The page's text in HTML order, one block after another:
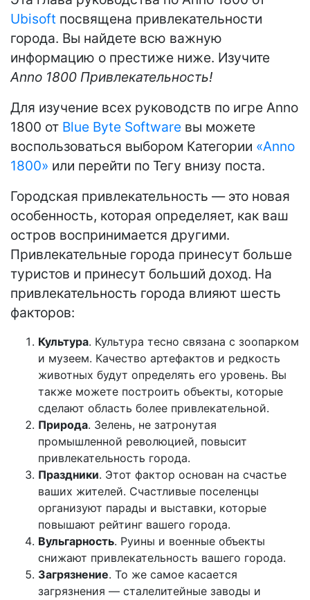
Ubisoft посвящена привлекательности
города. Вы найдете всю важную
информацию о престиже ниже. Изучите
Anno 1800 Привлекательность!
Для изучение всех руководств по игре Anno
1800 от Blue Byte Software вы можете
воспользоваться выбором Категории «Anno
1800» или перейти по Тегу внизу поста.
Городская привлекательность — это новая
особенность, которая определяет, как ваш
остров воспринимается другими.
Привлекательные города принесут больше
туристов и принесут больший доход. На
привлекательность города влияют шесть
факторов:
Культура. Культура тесно связана с зоопарком
и музеем. Качество артефактов и редкость
животных будут определять его уровень. Вы
также можете построить объекты, которые
сделают область более привлекательной.
Природа. Зелень, не затронутая
промышленной революцией, повысит
привлекательность города.
Праздники. Этот фактор основан на счастье
ваших жителей. Счастливые поселенцы
организуют парады и выставки, которые
повышают рейтинг вашего города.
Вульгарность. Руины и военные объекты
снижают привлекательность вашего города.
Загрязнение. То же самое касается
загрязнения — сталелитейные заводы и